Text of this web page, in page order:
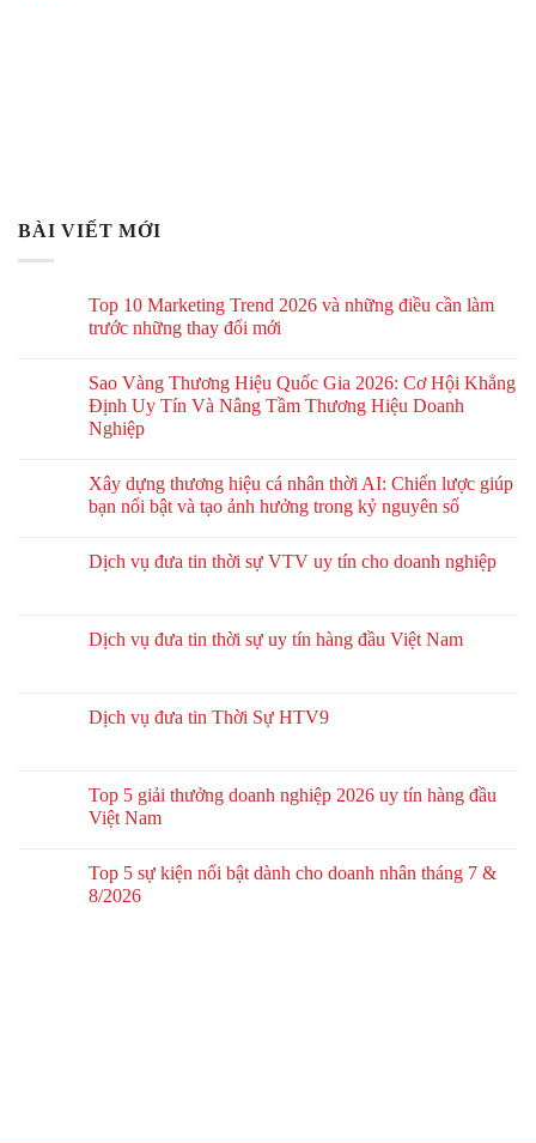
BÀI VIẾT MỚI
Top 10 Marketing Trend 2026 và những điều cần làm
trước những thay đổi mới
Sao Vàng Thương Hiệu Quốc Gia 2026: Cơ Hội Khẳng
Định Uy Tín Và Nâng Tầm Thương Hiệu Doanh
Nghiệp
Xây dựng thương hiệu cá nhân thời AI: Chiến lược giúp
bạn nổi bật và tạo ảnh hưởng trong kỷ nguyên số
Dịch vụ đưa tin thời sự VTV uy tín cho doanh nghiệp
Dịch vụ đưa tin thời sự uy tín hàng đầu Việt Nam
Dịch vụ đưa tin Thời Sự HTV9
Top 5 giải thưởng doanh nghiệp 2026 uy tín hàng đầu
Việt Nam
Top 5 sự kiện nổi bật dành cho doanh nhân tháng 7 &
8/2026